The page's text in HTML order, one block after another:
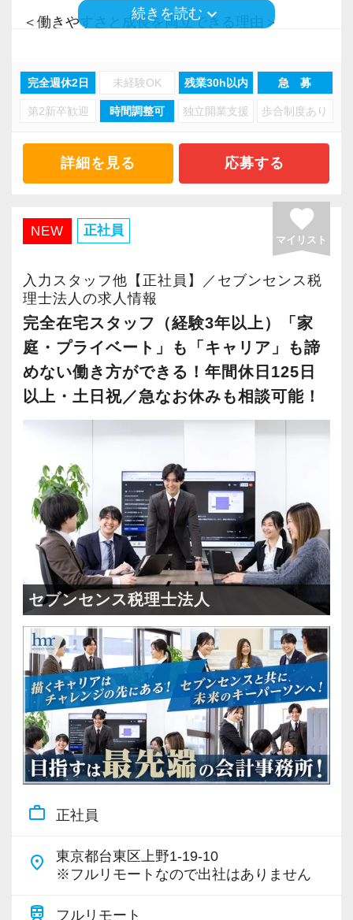
＜働きやすさと成長を両立できる理由＞
・分業体制で業務負担を軽減
・顧客対応や提案業務に集中可能
・資産税や相続など専門性の高い案件あり
・経験値が自然と積み上がる環境
・有給取得率90％以上
・繁忙期も月30～40h程度
・男性の育休取得率100％
・テレワーク導入済み
・全席デュアルモニタ完備
＜幅広い経験・成長環境＞
・9割が紹介の安定基盤
・個人～大企業まで幅広く経験可能
・税務顧問＋資産税に関与
・相続／事業承継／M&Aにも対応
＜成長中の税理士法人＞
・全国14拠点で事業展開
・従業員240名以上に拡大
・会計・税務・財務・労務まで対応
・専門家が在籍しワンストップ支援
＜学びを後押し＞
・書籍購入費／研修費は全額会社負担
・隔月で税法・実務の学習会あり
・資格取得を目指す社員が多数
＜募集の背景＞
・組織力強化に向けた採用
続きを読むkeyboard_arrow_down
完全週休2日 未経験OK 残業30h以内 急 募
第2新卒歓迎 時間調整可 独立開業支援 歩合制度あり
詳細を見る 応募する
NEW 正社員 favorite
マイリスト
入力スタッフ他【正社員】／セブンセンス税
理士法人の求人情報
完全在宅スタッフ（経験3年以上）「家
庭・プライベート」も「キャリア」も諦
めない働き方ができる！年間休日125日
以上・土日祝／急なお休みも相談可能！
セブンセンス税理士法人
work_outline 正社員
place
東京都台東区上野1-19-10
※フルリモートなので出社はありません
train フルリモート